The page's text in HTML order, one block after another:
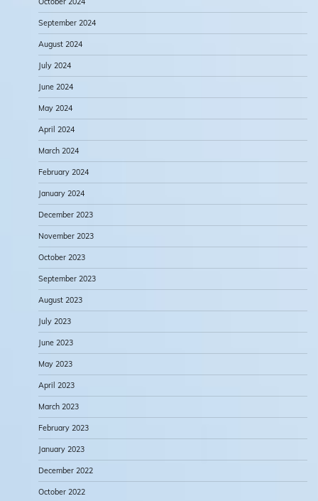
September 2024
August 2024
July 2024
June 2024
May 2024
April 2024
March 2024
February 2024
January 2024
December 2023
November 2023
October 2023
September 2023
August 2023
July 2023
June 2023
May 2023
April 2023
March 2023
February 2023
January 2023
December 2022
October 2022